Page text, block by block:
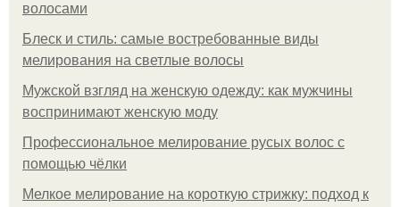
волосами
Блеск и стиль: самые востребованные виды
мелирования на светлые волосы
Мужской взгляд на женскую одежду: как мужчины
воспринимают женскую моду
Профессиональное мелирование русых волос с
помощью чёлки
Мелкое мелирование на короткую стрижку: подход к